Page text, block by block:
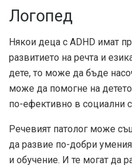
Логопед
Някои деца с ADHD имат
развитието на речта и
дете, то може да бъде
може да помогне на
по-ефективно в социални
Речевият патолог може
да развие по-добри
и обучение. И те могат да